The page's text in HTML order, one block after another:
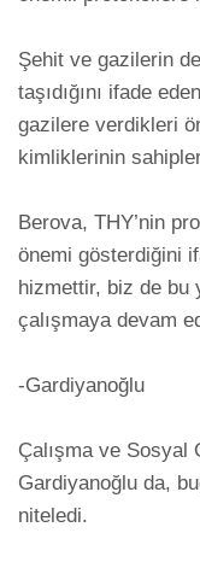
Şehit ve gazilerin
taşıdığını ifade
gazilere verdikleri
kimliklerinin
Berova, THY’nin
önemi gösterdiğini
hizmettir, biz de bu
çalışmaya devam
-Gardiyanoğlu
Çalışma ve Sosyal
Gardiyanoğlu da,
niteledi.